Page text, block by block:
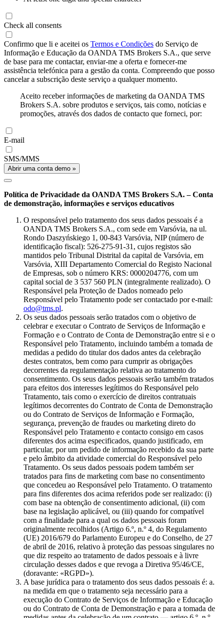
Check all consents
Confirmo que li e aceitei os Termos e Condições do Serviço de
Informação e Educação da OANDA TMS Brokers S.A., que serve
de base para me contactar, enviar-me a oferta e fornecer-me
assistência telefónica para a gestão da conta. Compreendo que posso
cancelar a subscrição deste serviço a qualquer momento.
Aceito receber informações de marketing da OANDA TMS
Brokers S.A. sobre produtos e serviços, tais como, notícias e
promoções, através dos dados de contacto que forneci, por:
E-mail
SMS/MMS
Abrir uma conta demo »
Política de Privacidade da OANDA TMS Brokers S.A. – Conta
de demonstração, informações e serviços educativos
O responsável pelo tratamento dos seus dados pessoais é a
OANDA TMS Brokers S.A., com sede em Varsóvia, na ul.
Rondo Daszyńskiego 1, 00-843 Varsóvia, NIP (número de
identificação fiscal): 526-275-91-31, cujos registos são
mantidos pelo Tribunal Distrital da capital de Varsóvia, em
Varsóvia, XIII Departamento Comercial do Registo Nacional
de Empresas, sob o número KRS: 0000204776, com um
capital social de 3 537 560 PLN (integralmente realizado). O
Responsável pela Proteção de Dados nomeado pelo
Responsável pelo Tratamento pode ser contactado por e-mail:
odo@tms.pl.
Os seus dados pessoais serão tratados com o objetivo de
celebrar e executar o Contrato de Serviços de Informação e
Formação e o Contrato de Conta de Demonstração entre si e o
Responsável pelo Tratamento, incluindo também a tomada de
medidas a pedido do titular dos dados antes da celebração
destes contratos, bem como para cumprir as obrigações
decorrentes da regulamentação relativa ao tratamento do
consentimento. Os seus dados pessoais serão também tratados
para efeitos dos interesses legítimos do Responsável pelo
Tratamento, tais como o exercício de direitos contratuais
legítimos decorrentes do Contrato de Conta de Demonstração
ou do Contrato de Serviços de Informação e Formação,
segurança, prevenção de fraudes ou marketing direto do
Responsável pelo Tratamento e contacto consigo em casos
diferentes dos acima especificados, quando justificado, em
particular, por um pedido de informação recebido da sua parte
e pelo âmbito da atividade comercial do Responsável pelo
Tratamento. Os seus dados pessoais podem também ser
tratados para fins de marketing com base no consentimento
que concedeu ao Responsável pelo Tratamento. O tratamento
para fins diferentes dos acima referidos pode ser realizado: (i)
com base na obtenção de consentimento adicional, (ii) com
base na legislação aplicável, ou (iii) quando for compatível
com a finalidade para a qual os dados pessoais foram
originalmente recolhidos (Artigo 6.º, n.º 4, do Regulamento
(UE) 2016/679 do Parlamento Europeu e do Conselho, de 27
de abril de 2016, relativo à proteção das pessoas singulares no
que diz respeito ao tratamento de dados pessoais e à livre
circulação desses dados e que revoga a Diretiva 95/46/CE,
(doravante: «RGPD»).
A base jurídica para o tratamento dos seus dados pessoais é: a.
na medida em que o tratamento seja necessário para a
execução do Contrato de Serviços de Informação e Educação
ou do Contrato de Conta de Demonstração e para a tomada de